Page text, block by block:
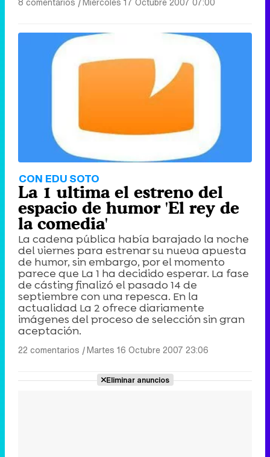
CON EDU SOTO
La 1 ultima el estreno del
espacio de humor 'El rey de
la comedia'
La cadena pública había barajado la noche
del viernes para estrenar su nueva apuesta
de humor, sin embargo, por el momento
parece que La 1 ha decidido esperar. La fase
de cásting finalizó el pasado 14 de
septiembre con una repesca. En la
actualidad La 2 ofrece diariamente
imágenes del proceso de selección sin gran
aceptación.
22 comentarios |Martes 16 Octubre 2007 23:06
Eliminar anuncios